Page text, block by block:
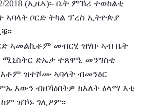
2018 (ኢዜኣ)፡- ቤት ምኽሪ ተወከልቲ
ቦርድ ትካል ፕረስ ኢትዮጵያ
ድኤታ ተጸዋዒ መንግስቲ
እቶም ዝተሾሙ ኣባላት ብመንፅር
እውን ብዘኻዕበትዎ ክእለት ዕላማ እቲ
ዝኾኑ ገሊፆም፡፡